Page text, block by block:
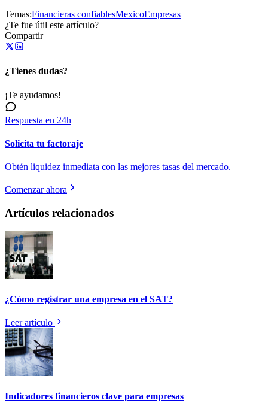
Temas:Financieras confiablesMexicoEmpresas
¿Te fue útil este artículo?
Compartir
¿Tienes dudas?
¡Te ayudamos!
Respuesta en 24h
Solicita tu factoraje
Obtén liquidez inmediata con las mejores tasas del mercado.
Comenzar ahora
Artículos relacionados
¿Cómo registrar una empresa en el SAT?
Leer artículo
Indicadores financieros clave para empresas